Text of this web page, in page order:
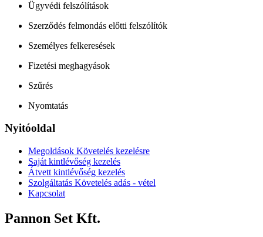
Ügyvédi felszólítások
Szerződés felmondás előtti felszólítók
Személyes felkeresések
Fizetési meghagyások
Szűrés
Nyomtatás
Nyitóoldal
Megoldások Követelés kezelésre
Saját kintlévőség kezelés
Átvett kintlévőség kezelés
Szolgáltatás Követelés adás - vétel
Kapcsolat
Pannon Set Kft.